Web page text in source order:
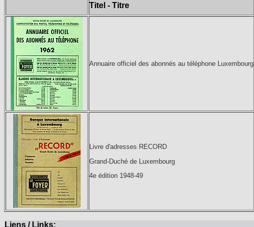
Titel - Titre
Annuaire officiel des abonnés au téléphone Luxembourg
Livre d'adresses RECORD
Grand-Duché de Luxembourg
4e édition 1948-49
Liens / Links: